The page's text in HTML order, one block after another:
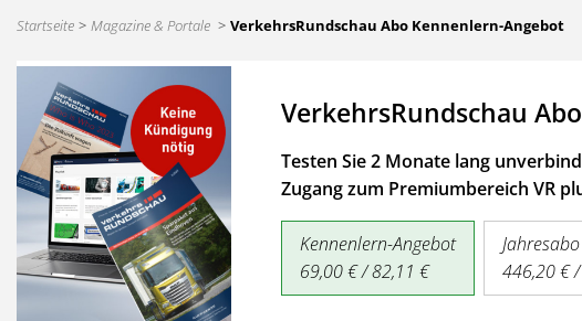
Startseite Magazine & Portale VerkehrsRundschau Abo Kennenlern-Angebot
VerkehrsRundschau
Testen Sie 2 Monate lang
Zugang zum Premiumbereich VR
Kennenlern-Angebot
69,00 € / 82,11 €
Jahresabo
446,20 €